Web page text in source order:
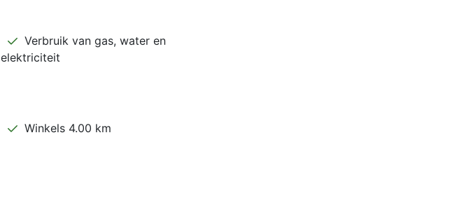
Verbruik van gas, water en
elektriciteit
Winkels 4.00 km